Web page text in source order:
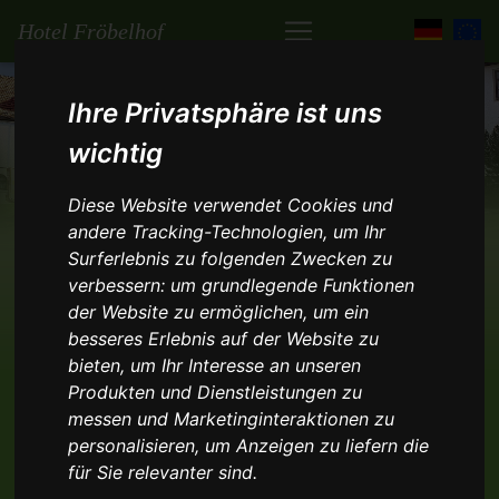
Ihre Privatsphäre ist uns
wichtig
Diese Website verwendet Cookies und
andere Tracking-Technologien, um Ihr
Surferlebnis zu folgenden Zwecken zu
verbessern: um grundlegende Funktionen
der Website zu ermöglichen, um ein
besseres Erlebnis auf der Website zu
bieten, um Ihr Interesse an unseren
Produkten und Dienstleistungen zu
messen und Marketinginteraktionen zu
personalisieren, um Anzeigen zu liefern die
für Sie relevanter sind.
Hotel Fröbelhof
Voriges
"Dornröschen schlafe hundert
Jahr..."
Sie können sich sicher noch an das Märchen erinnern,